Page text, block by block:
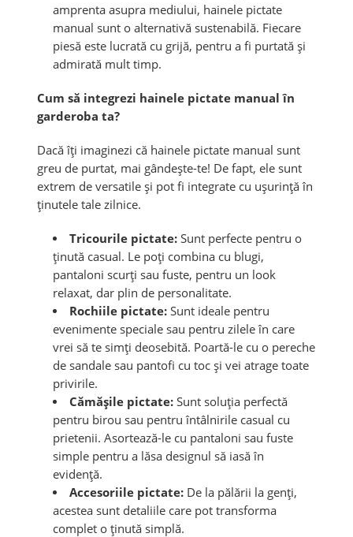
amprenta asupra mediului, hainele pictate
manual sunt o alternativă sustenabilă. Fiecare
piesă este lucrată cu grijă, pentru a fi purtată și
admirată mult timp.
Cum să integrezi hainele pictate manual în
garderoba ta?
Dacă îți imaginezi că hainele pictate manual sunt
greu de purtat, mai gândește-te! De fapt, ele sunt
extrem de versatile și pot fi integrate cu ușurință în
ținutele tale zilnice.
Tricourile pictate:Sunt perfecte pentru o
ținută casual. Le poți combina cu blugi,
pantaloni scurți sau fuste, pentru un look
relaxat, dar plin de personalitate.
Rochiile pictate:Sunt ideale pentru
evenimente speciale sau pentru zilele în care
vrei să te simți deosebită. Poartă-le cu o pereche
de sandale sau pantofi cu toc și vei atrage toate
privirile.
Cămășile pictate:Sunt soluția perfectă
pentru birou sau pentru întâlnirile casual cu
prietenii. Asortează-le cu pantaloni sau fuste
simple pentru a lăsa designul să iasă în
evidență.
Accesoriile pictate:De la pălării la genți,
acestea sunt detaliile care pot transforma
complet o ținută simplă.